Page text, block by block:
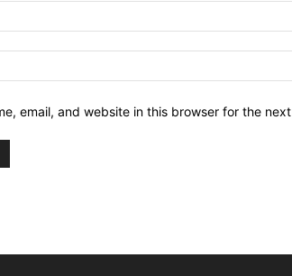
email, and website in this browser for the